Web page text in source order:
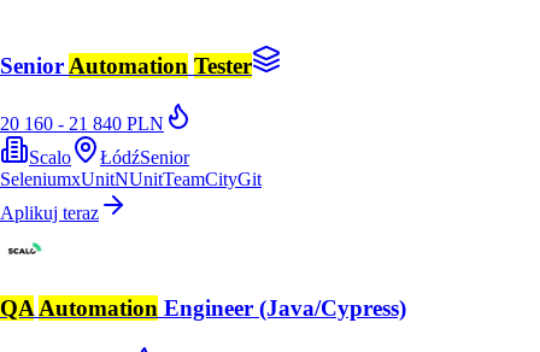
Senior Automation Tester
20 160 - 21 840 PLN
Scalo
ŁódźSenior
SeleniumxUnitNUnitTeamCityGit
Aplikuj teraz
QA Automation Engineer (Java/Cypress)